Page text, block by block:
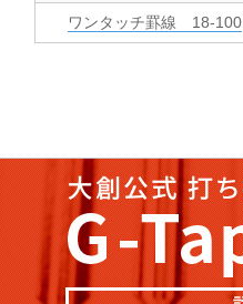
ワンタッチ罫線 18-100